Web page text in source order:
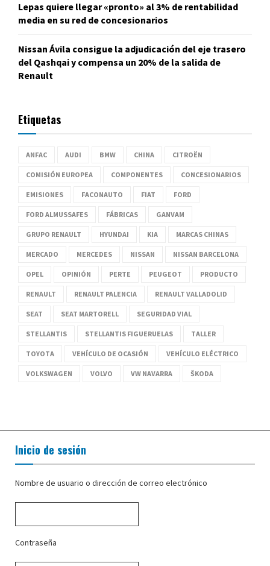
Lepas quiere llegar «pronto» al 3% de rentabilidad
media en su red de concesionarios
Nissan Ávila consigue la adjudicación del eje trasero
del Qashqai y compensa un 20% de la salida de
Renault
Etiquetas
ANFAC AUDI BMW CHINA CITROËN
COMISIÓN EUROPEA COMPONENTES CONCESIONARIOS
EMISIONES FACONAUTO FIAT FORD
FORD ALMUSSAFES FÁBRICAS GANVAM
GRUPO RENAULT HYUNDAI KIA MARCAS CHINAS
MERCADO MERCEDES NISSAN NISSAN BARCELONA
OPEL OPINIÓN PERTE PEUGEOT PRODUCTO
RENAULT RENAULT PALENCIA RENAULT VALLADOLID
SEAT SEAT MARTORELL SEGURIDAD VIAL
STELLANTIS STELLANTIS FIGUERUELAS TALLER
TOYOTA VEHÍCULO DE OCASIÓN VEHÍCULO ELÉCTRICO
VOLKSWAGEN VOLVO VW NAVARRA ŠKODA
Inicio de sesión
Nombre de usuario o dirección de correo electrónico
Contraseña